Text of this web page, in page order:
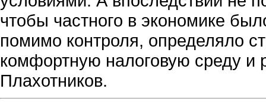
чтобы частного в экономике
помимо контроля, определяло
комфортную налоговую среду и
Плахотников.